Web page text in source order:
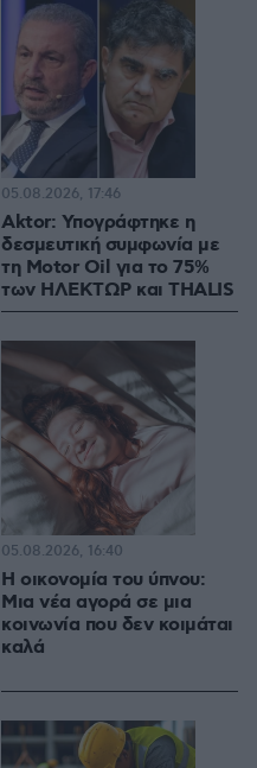
Aktor: Υπογράφτηκε η
δεσμευτική συμφωνία με
τη Motor Oil για το 75%
των ΗΛΕΚΤΩΡ και THALIS
05.08.2026, 17:46
Η οικονομία του ύπνου:
Μια νέα αγορά σε μια
κοινωνία που δεν κοιμάται
καλά
05.08.2026, 16:40